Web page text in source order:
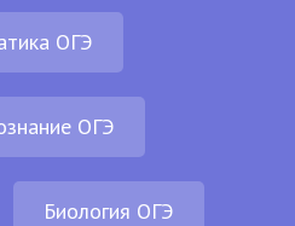
ОГЭ
ОГЭ
Биология ОГЭ